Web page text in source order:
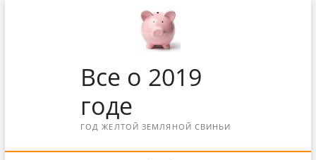
Все о 2019
годе
ГОД ЖЕЛТОЙ ЗЕМЛЯНОЙ СВИНЬИ